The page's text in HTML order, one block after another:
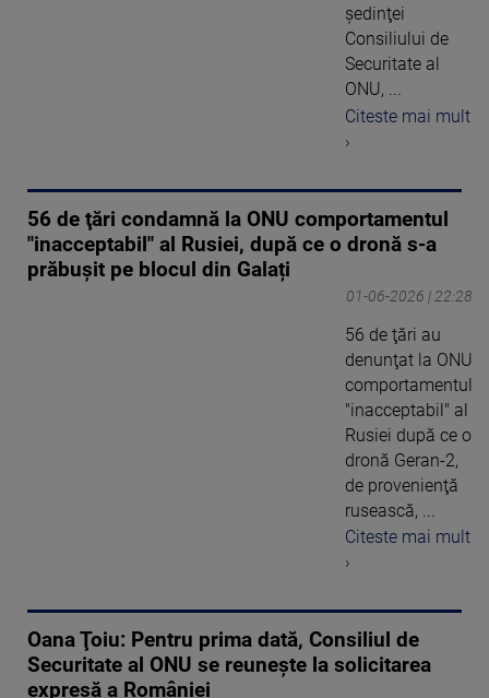
şedinţei
Consiliului de
Securitate al
ONU, ...
Citeste mai mult
›
56 de ţări condamnă la ONU comportamentul
"inacceptabil" al Rusiei, după ce o dronă s-a
prăbușit pe blocul din Galați
01-06-2026 | 22:28
56 de ţări au
denunţat la ONU
comportamentul
"inacceptabil" al
Rusiei după ce o
dronă Geran-2,
de provenienţă
rusească, ...
Citeste mai mult
›
Oana Ţoiu: Pentru prima dată, Consiliul de
Securitate al ONU se reuneşte la solicitarea
expresă a României